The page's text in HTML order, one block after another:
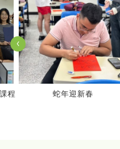
View Photo
蛇年迎新春